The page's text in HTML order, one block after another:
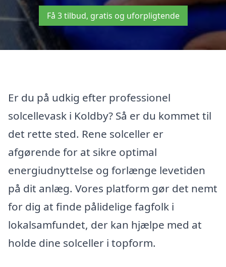
Få 3 tilbud, gratis og uforpligtende
Er du på udkig efter professionel
solcellevask i Koldby? Så er du kommet til
det rette sted. Rene solceller er
afgørende for at sikre optimal
energiudnyttelse og forlænge levetiden
på dit anlæg. Vores platform gør det nemt
for dig at finde pålidelige fagfolk i
lokalsamfundet, der kan hjælpe med at
holde dine solceller i topform.